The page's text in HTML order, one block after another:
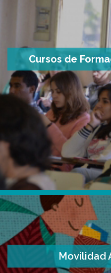
Cursos de
Movilidad